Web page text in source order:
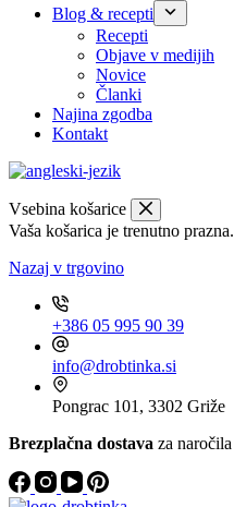
Blog & recepti
Recepti
Objave v medijih
Novice
Članki
Najina zgodba
Kontakt
Vsebina košarice
Vaša košarica je trenutno prazna.
Nazaj v trgovino
+386 05 995 90 39
info@drobtinka.si
Pongrac 101, 3302 Griže
Brezplačna dostava za naročila